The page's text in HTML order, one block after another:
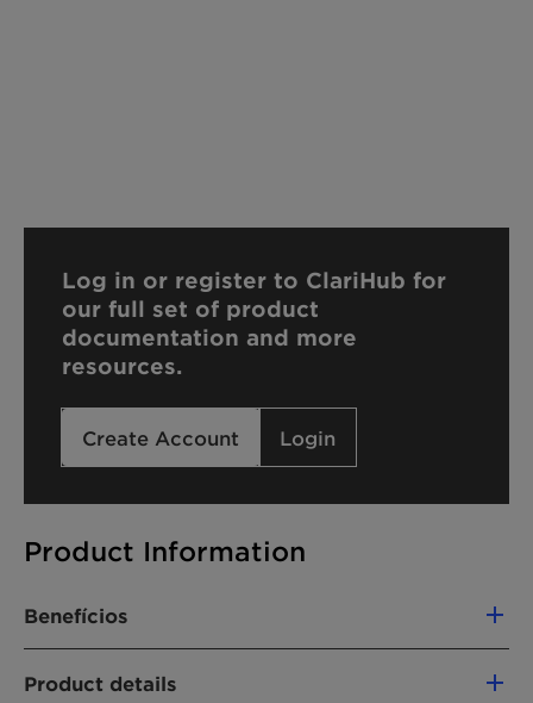
Product Information
Benefícios
formulations
Product details
Log in or register to ClariHub for
our full set of product
documentation and more
resources.
Create Account Login